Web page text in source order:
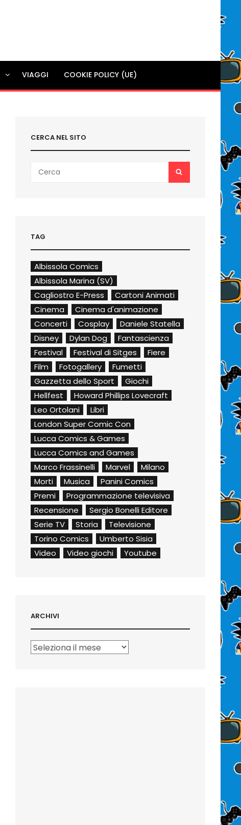
VIAGGI COOKIE POLICY (UE)
CERCA NEL SITO
for:
TAG
Albissola Comics
Albissola Marina (SV)
Cagliostro E-Press
Cartoni Animati
Cinema
Cinema d'animazione
Concerti
Cosplay
Daniele Statella
Disney
Dylan Dog
Fantascienza
Festival
Festival di Sitges
Fiere
Film
Fotogallery
Fumetti
Gazzetta dello Sport
Giochi
Hellfest
Howard Phillips Lovecraft
Leo Ortolani
Libri
London Super Comic Con
Lucca Comics & Games
Lucca Comics and Games
Marco Frassinelli
Marvel
Milano
Morti
Musica
Panini Comics
Premi
Programmazione televisiva
Recensione
Sergio Bonelli Editore
Serie TV
Storia
Televisione
Torino Comics
Umberto Sisia
Video
Video giochi Youtube
ARCHIVI
Archivi